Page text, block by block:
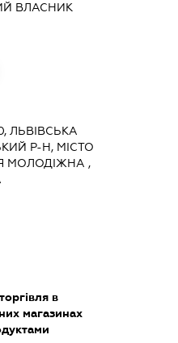
ВЛАСНИК
ЛЬВІВСЬКА
Р-Н, МІСТО
МОЛОДІЖНА ,
в
магазинах